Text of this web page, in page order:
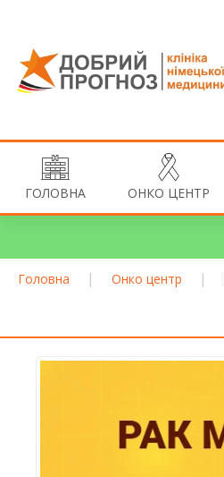
ГОЛОВНА ОНКО ЦЕНТР
Головна | Онко центр |